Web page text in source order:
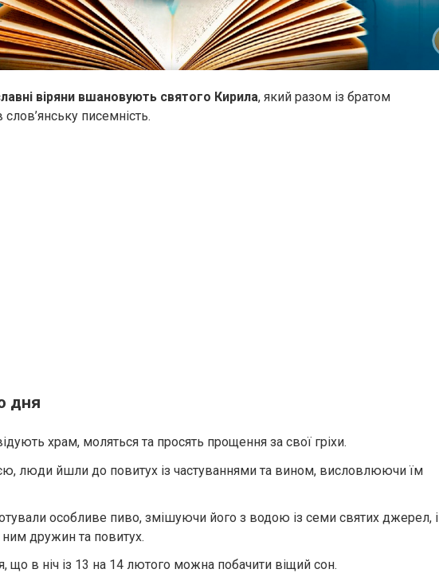
віряни вшановують святого Кирила, який разом із братом
писемність.
дня
храм, моляться та просять прощення за свої гріхи.
люди йшли до повитух із частуваннями та вином, висловлюючи їм
особливе пиво, змішуючи його з водою із семи святих джерел, і
дружин та повитух.
що в ніч із 13 на 14 лютого можна побачити віщий сон.